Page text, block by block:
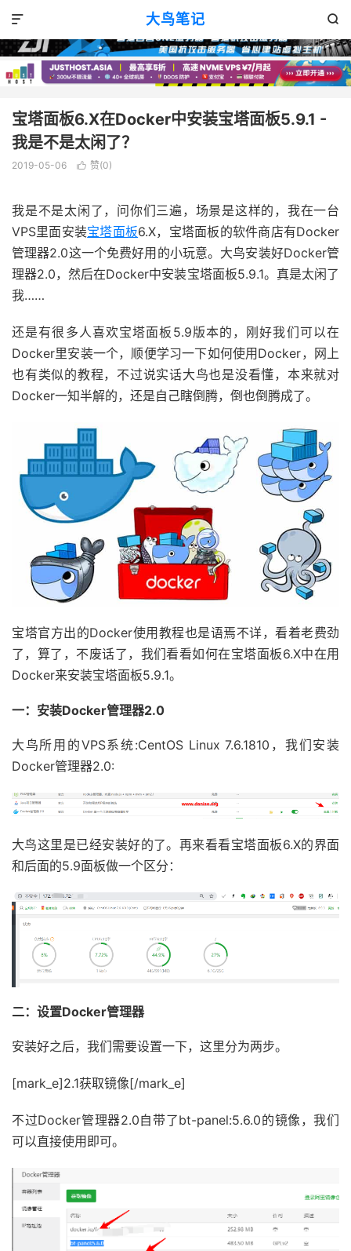
大鸟笔记 

VPS消息
宝塔面板6.X在Docker中安装宝塔面板5.9.1 -
我是不是太闲了？
2019-05-06  赞(0)
我是不是太闲了，问你们三遍，场景是这样的，我在一台
VPS里面安装宝塔面板6.X，宝塔面板的软件商店有Docker
管理器2.0这一个免费好用的小玩意。大鸟安装好Docker管
理器2.0，然后在Docker中安装宝塔面板5.9.1。真是太闲了
我……
还是有很多人喜欢宝塔面板5.9版本的，刚好我们可以在
Docker里安装一个，顺便学习一下如何使用Docker，网上
也有类似的教程，不过说实话大鸟也是没看懂，本来就对
Docker一知半解的，还是自己瞎倒腾，倒也倒腾成了。
宝塔官方出的Docker使用教程也是语焉不详，看着老费劲
了，算了，不废话了，我们看看如何在宝塔面板6.X中在用
Docker来安装宝塔面板5.9.1。
一：安装Docker管理器2.0
大鸟所用的VPS系统:CentOS Linux 7.6.1810，我们安装
Docker管理器2.0:
大鸟这里是已经安装好的了。再来看看宝塔面板6.X的界面
和后面的5.9面板做一个区分：
二：设置Docker管理器
安装好之后，我们需要设置一下，这里分为两步。
[mark_e]2.1获取镜像[/mark_e]
不过Docker管理器2.0自带了bt-panel:5.6.0的镜像，我们
可以直接使用即可。